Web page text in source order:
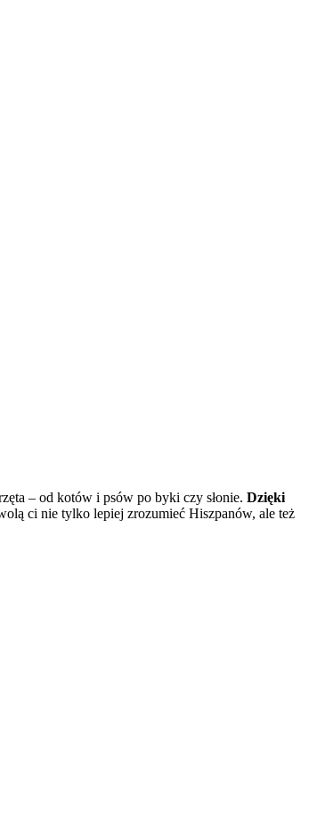
– od kotów i psów po byki czy słonie. Dzięki
ci nie tylko lepiej zrozumieć Hiszpanów, ale też